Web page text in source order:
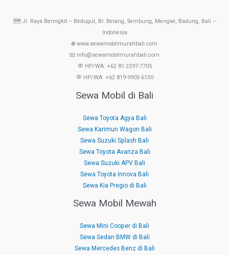
🗺️ Jl. Raya Beringkit – Bedugul, Br. Belang, Sembung, Mengwi, Badung, Bali –
Indonesia
🌐 www.sewamobilmurahbali.com
📧 info@sewamobilmurahbali.com
💬 HP/WA: +62 81-2397-7705
💬 HP/WA: +62 819-9903-6130
Sewa Mobil di Bali
Sewa Toyota Agya Bali
Sewa Karimun Wagon Bali
Sewa Suzuki Splash Bali
Sewa Toyota Avanza Bali
Sewa Suzuki APV Bali
Sewa Toyota Innova Bali
Sewa Kia Pregio di Bali
Sewa Mobil Mewah
Sewa Mini Cooper di Bali
Sewa Sedan BMW di Bali
Sewa Mercedes Benz di Bali